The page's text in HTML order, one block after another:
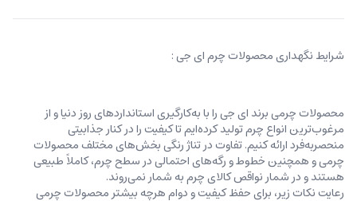
شرایط نگهداری محصولات چرم ای جی :
محصولات چرمی برند ای جی را با به‌کارگیری استانداردهای روز دنیا و از
مرغوب‌ترین انواع چرم تولید کرده‌ایم تا کیفیت را در کنار جذابیتی
منحصربه‌فرد ارائه کنیم. تفاوت در تناژ رنگی بخش‌های مختلف محصولات
چرمی و همچنین خطوط و رگه‌‌های احتمالی در سطح چرم، کاملاً طبیعی
هستند و در شمار نواقص کالای چرم به شمار نمی‌روند.
رعایت نکات زیر، برای حفظ کیفیت و دوام هرچه بیشتر محصولات چرمی